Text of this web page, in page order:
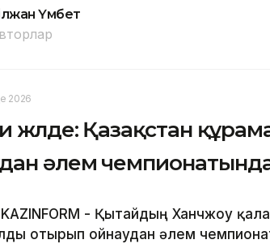
Үмбет
2026
жүлде: Қазақстан
әлем
- Қытайдың Ханчжоу
отырып ойнаудан әлем